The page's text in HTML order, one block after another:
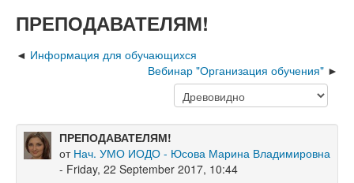
ПРЕПОДАВАТЕЛЯМ!
Информация для обучающихся
Вебинар "Организация обучения"
ПРЕПОДАВАТЕЛЯМ!
от Нач. УМО ИОДО - Юсова Марина Владимировна
- Friday, 22 September 2017, 10:44